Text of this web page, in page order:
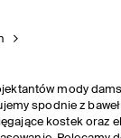
mody
spodnie z
kostek oraz